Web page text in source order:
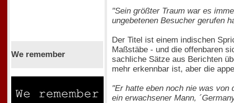
We remember
"Sein größter Traum war es
ungebetenen Besucher gerufen
Der Titel ist einem indischen
Maßstäbe - und die offenbaren
sachliche Sätze aus Berichten
mehr erkennbar ist, aber die
"Er hatte eben noch nie was von
ein erwachsener Mann,